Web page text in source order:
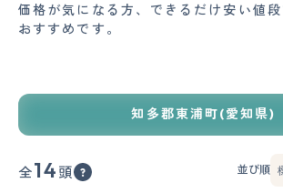
価格が気になる方、できるだけ安い値
おすすめです。
知多郡東浦町(愛知県)
全14 頭 並び順